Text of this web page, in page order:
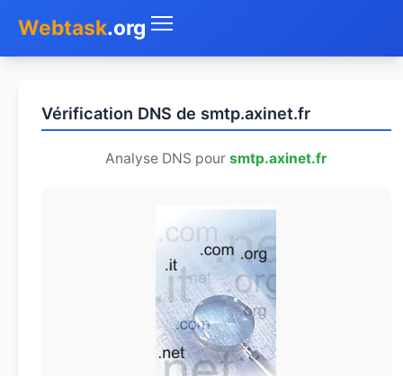
Webtask.org
Whois
Vérification DNS de smtp.axinet.fr
Analyse DNS poursmtp.axinet.fr